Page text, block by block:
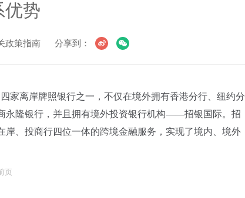
优势
政策指南 分享到：
家离岸牌照银行之一，不仅在境外拥有香港分行、纽约分
永隆银行，并且拥有境外投资银行机构——招银国际。招
、投商行四位一体的跨境金融服务，实现了境内、境外
页